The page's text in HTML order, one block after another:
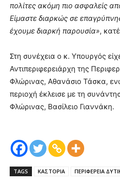
πολίτες ακόμη πιο ασφαλείς
Είμαστε διαρκώς σε
έχουμε διαρκή παρουσία»,
Στη συνέχεια ο κ. Υπουργός
Αντιπεριφερειάρχη της
Φλώρινας, Αθανάσιο Τάσκα,
περιοχή έκλεισε με τη
Φλώρινας, Βασίλειο Γιαννάκη.
TAGS ΚΑΣΤΟΡΙΑ ΠΕΡΙΦΕΡΕΙΑ